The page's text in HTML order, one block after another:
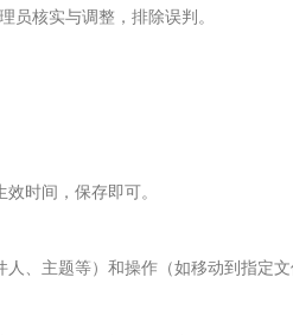
员核实与调整，排除误判。
时间，保存即可。
、主题等）和操作（如移动到指定文